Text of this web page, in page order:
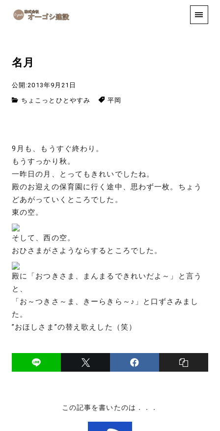
手しごと
名月
公開:2013年9月21日
ちょこっとひとやすみ 平岡
9月も、もうすぐ終わり。
もうすっかり秋。
一昨日の月、とってもきれいでしたね。
殿のお迎えの保育園に行く途中、思わず一枚。ちょう
どあがっていくところでした。
東の空。
そして、西の空。
おひさまがさようならするところでした。
殿に「おつきさま、まんまるできれいだよ～」と言う
と、
「お～つきさ～ま、きーらきら～♪」と口ずさみまし
た。
”おほしさま”の替え歌えした（笑）
この記事を書いたのは．．．